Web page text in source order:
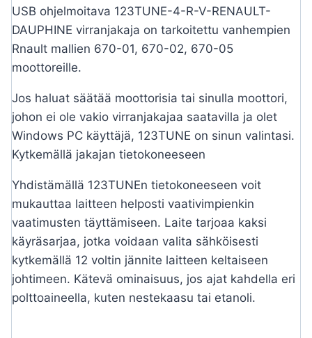
USB ohjelmoitava 123TUNE-4-R-V-RENAULT-
DAUPHINE virranjakaja on tarkoitettu vanhempien
Rnault mallien 670-01, 670-02, 670-05
moottoreille.
Jos haluat säätää moottorisia tai sinulla moottori,
johon ei ole vakio virranjakajaa saatavilla ja olet
Windows PC käyttäjä, 123TUNE on sinun valintasi.
Kytkemällä jakajan tietokoneeseen
Yhdistämällä 123TUNEn tietokoneeseen voit
mukauttaa laitteen helposti vaativimpienkin
vaatimusten täyttämiseen. Laite tarjoaa kaksi
käyräsarjaa, jotka voidaan valita sähköisesti
kytkemällä 12 voltin jännite laitteen keltaiseen
johtimeen. Kätevä ominaisuus, jos ajat kahdella eri
polttoaineella, kuten nestekaasu tai etanoli.